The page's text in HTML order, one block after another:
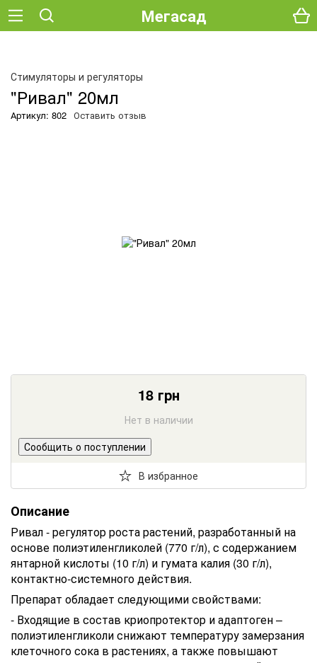
Мегасад
Стимуляторы и регуляторы
"Ривал" 20мл
Артикул: 802 Оставить отзыв
18грн
Нет в наличии
Сообщить о поступлении
В избранное
Описание
Ривал - регулятор роста растений, разработанный на
основе полиэтиленгликолей (770 г/л), с содержанием
янтарной кислоты (10 г/л) и гумата калия (30 г/л),
контактно-системного действия.
Препарат обладает следующими свойствами:
- Входящие в состав криопротектор и адаптоген –
полиэтиленгликоли снижают температуру замерзания
клеточного сока в растениях, а также повышают